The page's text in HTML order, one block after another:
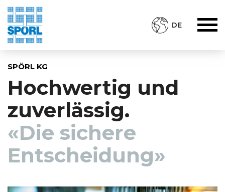
DE
SPÖRL KG
Hochwertig und
zuverlässig.
«Die sichere
Entscheidung»